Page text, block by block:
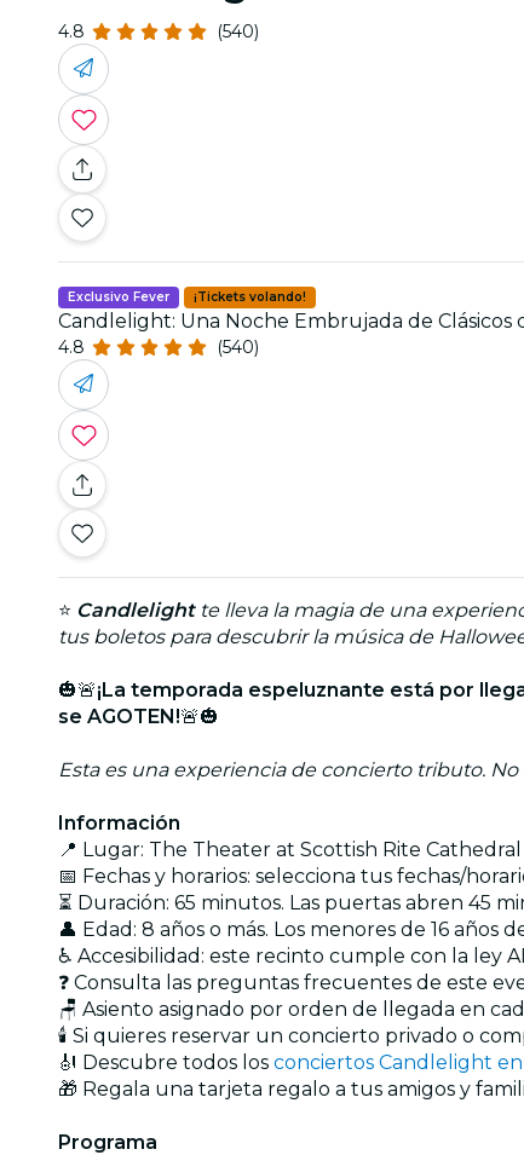
4.8 (540)
Exclusivo Fever ¡Tickets volando!
Candlelight: Una Noche Embrujada de Clásicos
4.8 (540)
⭐ Candlelightte lleva la magia de una
tus boletos para descubrir la música de
🎃🚨¡La temporada espeluznante está por
se AGOTEN!🚨🎃
Esta es una experiencia de concierto tributo.
Información
📍 Lugar: The Theater at Scottish Rite Cathedral
📅 Fechas y horarios: selecciona tus fechas/
⏳ Duración: 65 minutos. Las puertas abren 45
👤 Edad: 8 años o más. Los menores de 16
♿ Accesibilidad: este recinto cumple con la ley
❓ Consulta las preguntas frecuentes de este
🪑 Asiento asignado por orden de llegada en
🕯️ Si quieres reservar un concierto privado o
🎻 Descubre todos los conciertos Candlelight
🎁 Regala una tarjeta regalo a tus amigos y
Programa